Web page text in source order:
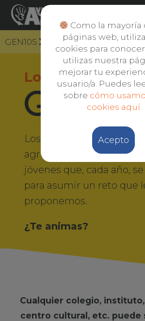
GEN10S Club GEN10S
Los clubes
Los clubes GEN10S son
agrupaciones de niños,
jóvenes que, cada año,
para asumir un reto que
proponemos.
¿Te animas?
Cualquier colegio,
centro cultural, etc. puede
Como la mayoría
páginas web,
cookies para
utilizas nuestra
mejorar tu
usuario/a. Puedes
sobre cómo
cookies aquí
Acepto